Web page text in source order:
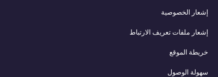
إشعار الخصوصية
إشعار ملفات تعريف الارتباط
خريطة الموقع
سهولة الوصول